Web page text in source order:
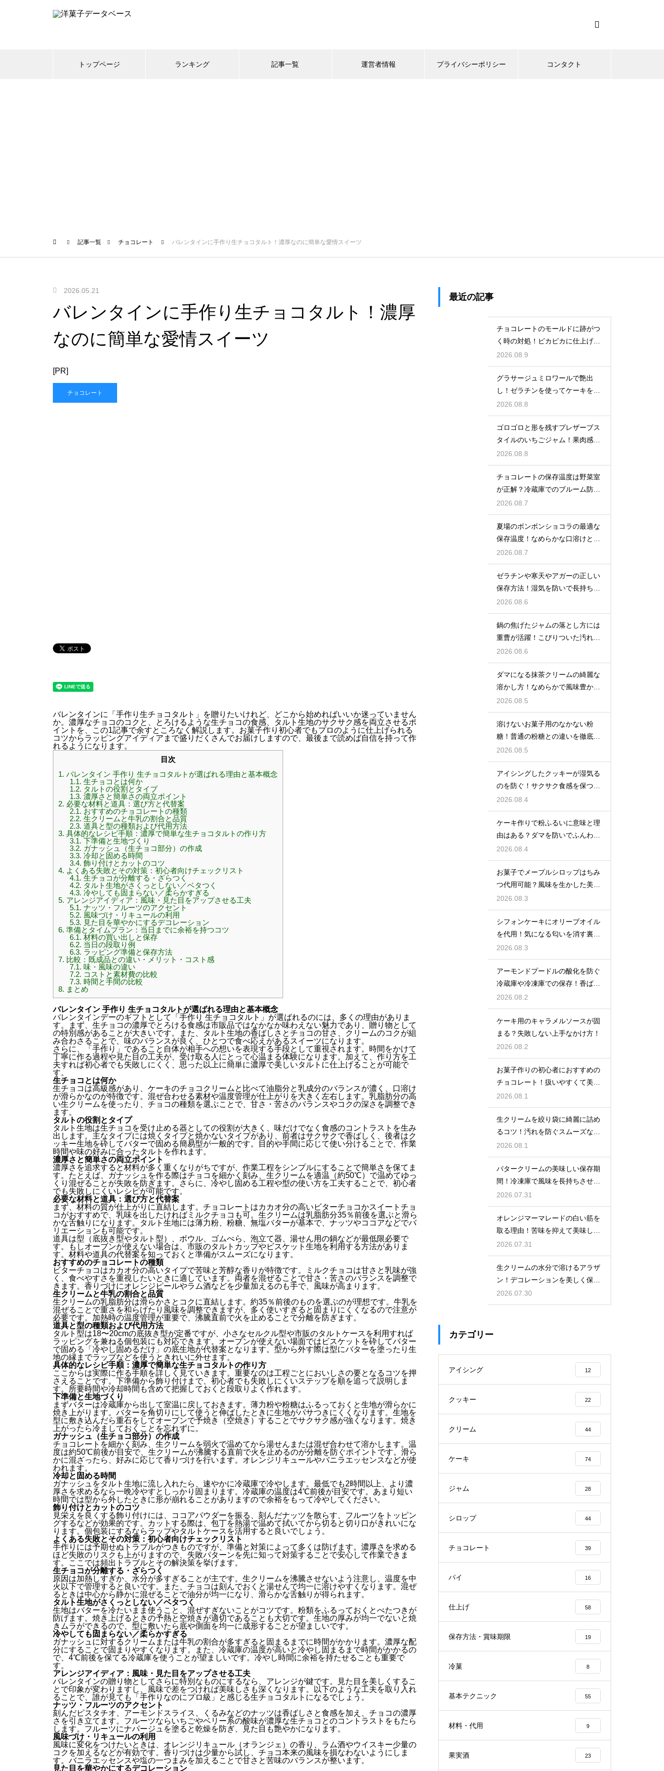
トップページ ランキング 記事一覧 運営者情報 プライバシーポリシー コンタクト
記事一覧 チョコレート バレンタインに手作り生チョコタルト！濃厚なのに簡単な愛情スイーツ
2026.05.21
バレンタインに手作り生チョコタルト！濃厚
なのに簡単な愛情スイーツ
[PR]
チョコレート
バレンタインに「手作り生チョコタルト」を贈りたいけれど、どこから始めればいいか迷っていません
か。濃厚なチョコのコクと、とろけるような生チョコの食感、タルト生地のサクサク感を両立させるポ
イントを、この1記事で余すところなく解説します。お菓子作り初心者でもプロのように仕上げられる
コツからラッピングアイディアまで盛りだくさんでお届けしますので、最後まで読めば自信を持って作
れるようになります。
目次
1. バレンタイン 手作り 生チョコタルトが選ばれる理由と基本概念
1.1. 生チョコとは何か
1.2. タルトの役割とタイプ
1.3. 濃厚さと簡単さの両立ポイント
2. 必要な材料と道具：選び方と代替案
2.1. おすすめのチョコレートの種類
2.2. 生クリームと牛乳の割合と品質
2.3. 道具と型の種類および代用方法
3. 具体的なレシピ手順：濃厚で簡単な生チョコタルトの作り方
3.1. 下準備と生地づくり
3.2. ガナッシュ（生チョコ部分）の作成
3.3. 冷却と固める時間
3.4. 飾り付けとカットのコツ
4. よくある失敗とその対策：初心者向けチェックリスト
4.1. 生チョコが分離する・ざらつく
4.2. タルト生地がさくっとしない／ベタつく
4.3. 冷やしても固まらない／柔らかすぎる
5. アレンジアイディア：風味・見た目をアップさせる工夫
5.1. ナッツ・フルーツのアクセント
5.2. 風味づけ・リキュールの利用
5.3. 見た目を華やかにするデコレーション
6. 準備とタイムプラン：当日までに余裕を持つコツ
6.1. 材料の買い出しと保存
6.2. 当日の段取り例
6.3. ラッピング準備と保存方法
7. 比較：既成品との違い・メリット・コスト感
7.1. 味・風味の違い
7.2. コストと素材費の比較
7.3. 時間と手間の比較
8. まとめ
バレンタイン 手作り 生チョコタルトが選ばれる理由と基本概念
バレンタインデーのギフトとして「手作り 生チョコタルト」が選ばれるのには、多くの理由がありま
す。まず、生チョコの濃厚でとろける食感は市販品ではなかなか味わえない魅力であり、贈り物として
の特別感があることが大きいです。また、タルト生地の香ばしさとチョコの甘さ、クリームのコクが組
み合わさることで、味のバランスが良く、ひとつで食べ応えがあるスイーツになります。
さらに、「手作り」であること自体が相手への想いを表現する手段として重視されます。時間をかけて
丁寧に作る過程や見た目の工夫が、受け取る人にとって心温まる体験になります。加えて、作り方を工
夫すれば初心者でも失敗しにくく、思った以上に簡単に濃厚で美しいタルトに仕上げることが可能で
す。
生チョコとは何か
生チョコは高級感があり、ケーキのチョコクリームと比べて油脂分と乳成分のバランスが濃く、口溶け
が滑らかなのが特徴です。混ぜ合わせる素材や温度管理が仕上がりを大きく左右します。乳脂肪分の高
い生クリームを使ったり、チョコの種類を選ぶことで、甘さ・苦さのバランスやコクの深さを調整でき
ます。
タルトの役割とタイプ
タルト生地は生チョコを受け止める器としての役割が大きく、味だけでなく食感のコントラストを生み
出します。主なタイプには焼くタイプと焼かないタイプがあり、前者はサクサクで香ばしく、後者はク
ッキー生地を砕してバターで固める簡易型が一般的です。目的や手間に応じて使い分けることで、作業
時間や味の好みに合ったタルトを作れます。
濃厚さと簡単さの両立ポイント
濃厚さを追求すると材料が多く重くなりがちですが、作業工程をシンプルにすることで簡単さを保てま
す。たとえば、ガナッシュを作る際はチョコを細かく刻み、生クリームを適温（約50℃）で温めてゆっ
くり混ぜることが失敗を防ぎます。さらに、冷やし固める工程や型の使い方を工夫することで、初心者
でも失敗しにくいレシピが可能です。
必要な材料と道具：選び方と代替案
まず、材料の質が仕上がりに直結します。チョコレートはカカオ分の高いビターチョコかスイートチョ
コがおすすめで、乳味を出したければミルクチョコも可。生クリームは乳脂肪分35％前後を選ぶと滑ら
かな舌触りになります。タルト生地には薄力粉、粉糖、無塩バターが基本で、ナッツやココアなどでバ
リエーションも可能です。
道具は型（底抜き型やタルト型）、ボウル、ゴムべら、泡立て器、湯せん用の鍋などが最低限必要で
す。もしオーブンが使えない場合は、市販のタルトカップやビスケット生地を利用する方法がありま
す。材料や道具の代替案を知っておくと準備がスムーズになります。
おすすめのチョコレートの種類
ビターチョコはカカオ分の高いタイプで苦味と芳醇な香りが特徴です。ミルクチョコは甘さと乳味が強
く、食べやすさを重視したいときに適しています。両者を混ぜることで甘さ・苦さのバランスを調整で
きます。香りづけにオレンジピールやラム酒などを少量加えるのも手で、風味が高まります。
生クリームと牛乳の割合と品質
生クリームの乳脂肪分は滑らかさとコクに直結します。約35％前後のものを選ぶのが理想です。牛乳を
混ぜることで重さを和らげたり風味を調整できますが、多く使いすぎると固まりにくくなるので注意が
必要です。加熱時の温度管理が重要で、沸騰直前で火を止めることで分離を防ぎます。
道具と型の種類および代用方法
タルト型は18〜20cmの底抜き型が定番ですが、小さなセルクル型や市販のタルトケースを利用すれば
ラッピングを兼ねる個包装にも対応できます。オーブンが使えない場面ではビスケットを砕してバター
で固める「冷やし固めるだけ」の底生地が代替案となります。型から外す際は型にバターを塗ったり生
地の縁までラップなどを使うときれいに外せます。
具体的なレシピ手順：濃厚で簡単な生チョコタルトの作り方
ここからは実際に作る手順を詳しく見ていきます。重要なのは工程ごとにおいしさの要となるコツを押
さえることです。下準備から飾り付けまで、初心者でも失敗しにくいステップを順を追って説明しま
す。所要時間や冷却時間も含めて把握しておくと段取りよく作れます。
下準備と生地づくり
まずバターは冷蔵庫から出して室温に戻しておきます。薄力粉や粉糖はふるっておくと生地が滑らかに
焼き上がります。バターを角切りにして使うと伸ばしたときに生地がパサつきにくくなります。生地を
型に敷き込んだら重石をしてオーブンで予焼き（空焼き）することでサクサク感が強くなります。焼き
上がったら冷ましておくことを忘れずに。
ガナッシュ（生チョコ部分）の作成
チョコレートを細かく刻み、生クリームを弱火で温めてから湯せんまたは混ぜ合わせて溶かします。温
度は約50℃前後が目安で、生クリームが沸騰する直前で火を止めるのが分離を防ぐポイントです。滑ら
かに混ざったら、好みに応じて香りづけを行います。オレンジリキュールやバニラエッセンスなどが使
われます。
冷却と固める時間
ガナッシュをタルト生地に流し入れたら、速やかに冷蔵庫で冷やします。最低でも2時間以上、より濃
厚さを求めるなら一晩冷やすとしっかり固まります。冷蔵庫の温度は4℃前後が目安です。あまり短い
時間では型から外したときに形が崩れることがありますので余裕をもって冷やしてください。
飾り付けとカットのコツ
見栄えを良くする飾り付けには、ココアパウダーを振る、刻んだナッツを散らす、フルーツをトッピン
グするなどが効果的です。カットする際は、包丁を熱湯で温めて拭いてから切ると切り口がきれいにな
ります。個包装にするならラップやタルトケースを活用すると良いでしょう。
よくある失敗とその対策：初心者向けチェックリスト
手作りには予期せぬトラブルがつきものですが、準備と対策によって多くは防げます。濃厚さを求める
ほど失敗のリスクも上がりますので、失敗パターンを先に知って対策することで安心して作業できま
す。ここでは頻出トラブルとその解決策を挙げます。
生チョコが分離する・ざらつく
原因は加熱しすぎか、水分が多すぎることが主です。生クリームを沸騰させないよう注意し、温度を中
火以下で管理すると良いです。また、チョコは刻んでおくと湯せんで均一に溶けやすくなります。混ぜ
るときは中心から静かに混ぜることで油分が均一になり、滑らかな舌触りが得られます。
タルト生地がさくっとしない／ベタつく
生地はバターを冷たいまま使うこと、混ぜすぎないことがコツです。粉類をふるっておくとべたつきが
防げます。焼き上げるときの予熱と空焼きが適切であることも大切です。生地の厚みが均一でないと焼
きムラができるので、型に敷いたら底や側面を均一に成形することが望ましいです。
冷やしても固まらない／柔らかすぎる
ガナッシュに対するクリームまたは牛乳の割合が多すぎると固まるまでに時間がかかります。濃厚な配
分にすることで固まりやすくなります。また、冷蔵庫の温度が高いと冷やし固まるまで時間がかかるの
で、4℃前後を保てる冷蔵庫を使うことが望ましいです。冷やし時間に余裕を持たせることも重要で
す。
アレンジアイディア：風味・見た目をアップさせる工夫
バレンタインの贈り物としてさらに特別なものにするなら、アレンジが鍵です。見た目を美しくするこ
とで印象が変わりますし、風味で差をつければ美味しさも深くなります。以下のような工夫を取り入れ
ることで、誰が見ても「手作りなのにプロ級」と感じる生チョコタルトになるでしょう。
ナッツ・フルーツのアクセント
刻んだピスタチオ、アーモンドスライス、くるみなどのナッツは香ばしさと食感を加え、チョコの濃厚
さを引き立てます。フルーツならいちごやベリー系の酸味が濃厚な生チョコとのコントラストをもたら
します。フルーツにナパージュを塗ると乾燥を防ぎ、見た目も艶やかになります。
風味づけ・リキュールの利用
風味に変化をつけたいときは、オレンジリキュール（オランジェ）の香り、ラム酒やウイスキー少量の
コクを加えるなどが有効です。香りづけは少量から試し、チョコ本来の風味を損なわないようにしま
す。バニラエッセンスや塩の一つまみを加えることで甘さと苦味のバランスが整います。
見た目を華やかにするデコレーション
最近の記事
チョコレートのモールドに跡がつ
く時の対処！ピカピカに仕上げる
ための秘策
2026.08.9
グラサージュミロワールで艶出
し！ゼラチンを使ってケーキを美
しく飾る
2026.08.8
ゴロゴロと形を残すプレザーブス
タイルのいちごジャム！果肉感を
たっぷり楽しむ美味しいレシピ
2026.08.8
チョコレートの保存温度は野菜室
が正解？冷蔵庫でのブルーム防止
策
2026.08.7
夏場のボンボンショコラの最適な
保存温度！なめらかな口溶けと美
しいツヤを保つための管理方法
2026.08.7
ゼラチンや寒天やアガーの正しい
保存方法！湿気を防いで長持ちさ
せるコツ
2026.08.6
鍋の焦げたジャムの落とし方には
重曹が活躍！こびりついた汚れを
綺麗に落としてピカピカにする技
2026.08.6
ダマになる抹茶クリームの綺麗な
溶かし方！なめらかで風味豊かな
クリームを作る
2026.08.5
溶けないお菓子用のなかない粉
糖！普通の粉糖との違いを徹底解
説
2026.08.5
アイシングしたクッキーが湿気る
のを防ぐ！サクサク食感を保つ裏
技
2026.08.4
ケーキ作りで粉ふるいに意味と理
由はある？ダマを防いでふんわり
と軽い生地に焼き上げるための基
本
2026.08.4
お菓子でメープルシロップはちみ
つ代用可能？風味を生かした美味
しい技
2026.08.3
シフォンケーキにオリーブオイル
を代用！気になる匂いを消す裏ワ
ザ
2026.08.3
アーモンドプードルの酸化を防ぐ
冷蔵庫や冷凍庫での保存！香ばし
い風味を保ってお菓子を美味しく
する
2026.08.2
ケーキ用のキャラメルソースが固
まる？失敗しない上手なかけ方！
2026.08.2
お菓子作りの初心者におすすめの
チョコレート！扱いやすくて美味
しい種類を紹介
2026.08.1
生クリームを絞り袋に綺麗に詰め
るコツ！汚れを防ぐスムーズな入
れ方
2026.08.1
バタークリームの美味しい保存期
間！冷凍庫で風味を長持ちさせる
コツ
2026.07.31
オレンジマーマレードの白い筋を
取る理由！苦味を抑えて美味しい
ジャムに仕上げる
2026.07.31
生クリームの水分で溶けるアラザ
ン！デコレーションを美しく保つ
ための飾るタイミングとコツ
2026.07.30
カテゴリー
アイシング 12
クッキー 22
クリーム 44
ケーキ 74
ジャム 28
シロップ 44
チョコレート 39
パイ 16
仕上げ 58
保存方法・賞味期限 19
冷菓 8
基本テクニック 55
材料・代用 9
果実酒 23